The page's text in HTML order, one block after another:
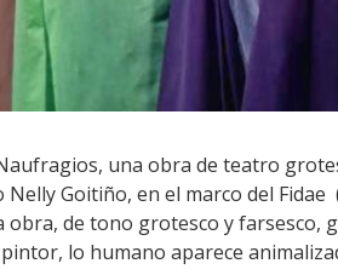
una obra de teatro
Goitiño, en el marco del
obra, de tono grotesco y farsesco,
lo humano aparece